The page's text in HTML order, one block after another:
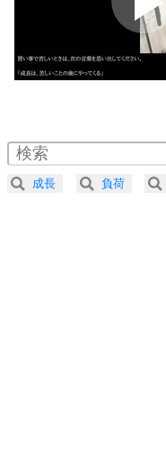
スト
人生
気楽に
4 器の
プラ
2.0倍速 （210KB
2.5倍速 （168KB
3.0倍速 （140KB
成長 負荷